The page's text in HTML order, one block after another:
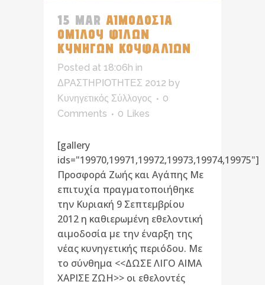
15 MAR ΑΙΜΟΔΟΣΙΑ
ΟΜΙΛΟΥ ΦΙΛΩΝ
ΚΥΝΗΓΩΝ ΚΟΥΦΑΛΙΩΝ
Posted at 18:06h in
ΔΡΑΣΤΗΡΙΟΤΗΤΕΣ 2012 by
Κυνηγετικός Σύλλογος
0
Comments
0 Likes
[gallery
ids="19970,19971,19972,19973,19974,19975"]
Προσφορά Ζωής και Αγάπης Με
επιτυχία πραγματοποιήθηκε
την Κυριακή 9 Σεπτεμβρίου
2012 η καθιερωμένη εθελοντική
αιμοδοσία με την έναρξη της
νέας κυνηγετικής περιόδου. Με
το σύνθημα <<ΔΩΣΕ ΛΙΓΟ ΑΙΜΑ
ΧΑΡΙΣΕ ΖΩΗ>> οι εθελοντές